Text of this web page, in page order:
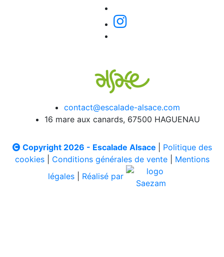
contact@escalade-alsace.com
16 mare aux canards, 67500 HAGUENAU
Copyright 2026 - Escalade Alsace
Politique des
cookies| Conditions générales de vente| Mentions
légales
Réalisé par